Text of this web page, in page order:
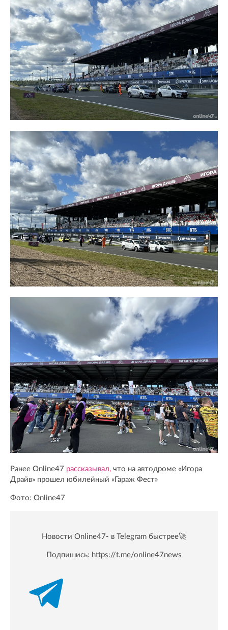
Ранее Online47 рассказывал, что на автодроме «Игора
Драйв» прошел юбилейный «Гараж Фест»
Фото: Online47
Новости Online47- в Telegram быстрее🚀
Подпишись: https://t.me/online47news